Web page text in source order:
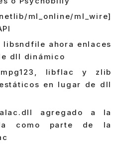
ml_online/ml_wire]
libsndfile ahora enlaces
dll dinámico
libflac y zlib
en lugar de dll
agregado a la
como parte de la